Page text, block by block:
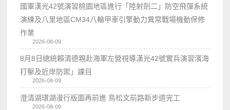
國軍漢光42號演習桃園地區進行「陸射劍二」防空飛彈系統
演練及八里地區CM34八輪甲車引擎動力異常戰場機動保修
作業
2026-08-09
8月8日總統賴清德親赴海軍左營視導漢光42號實兵演習濱海
打擊及近岸防禦」課目
2026-08-09
澄清湖環湖漫行版圖再前進 鳥松文前路新步道完工
2026-08-09